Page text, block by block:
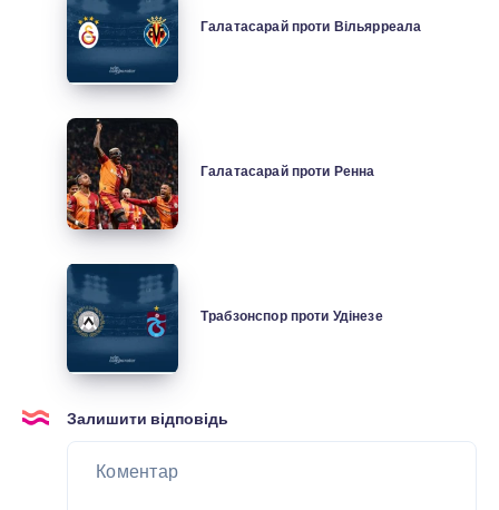
проти
Вільярреала
Галатасарай проти Вільярреала
Галатасарай
проти
Ренна
Галатасарай проти Ренна
Трабзонспор
проти
Удінезе
Трабзонспор проти Удінезе
Залишити відповідь